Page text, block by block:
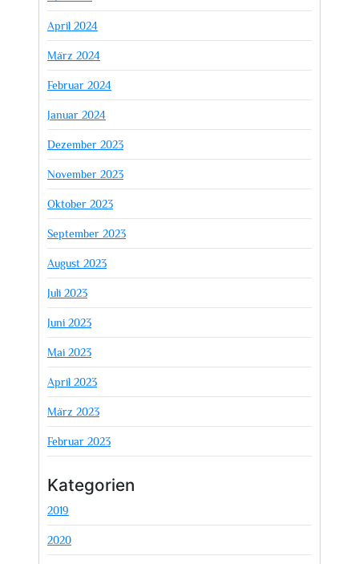
April 2024
März 2024
Februar 2024
Januar 2024
Dezember 2023
November 2023
Oktober 2023
September 2023
August 2023
Juli 2023
Juni 2023
Mai 2023
April 2023
März 2023
Februar 2023
Kategorien
2019
2020